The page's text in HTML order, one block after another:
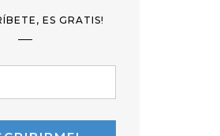
ES GRATIS!